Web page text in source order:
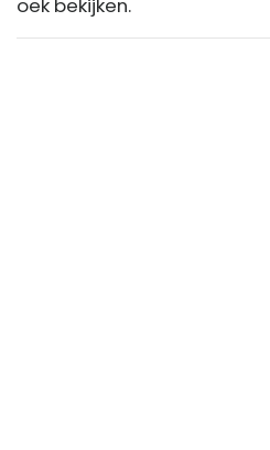
oek bekijken.